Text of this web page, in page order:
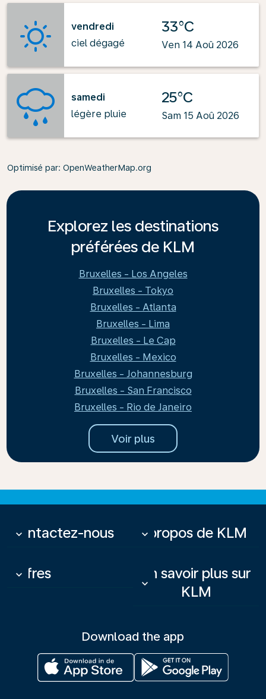
vendredi
ciel dégagé
33°C
Ven 14 Aoû 2026
samedi
légère pluie
25°C
Sam 15 Aoû 2026
Optimisé par: OpenWeatherMap.org
Explorez les destinations
préférées de KLM
Bruxelles - Los Angeles
Bruxelles - Tokyo
Bruxelles - Atlanta
Bruxelles - Lima
Bruxelles - Le Cap
Bruxelles - Mexico
Bruxelles - Johannesburg
Bruxelles - San Francisco
Bruxelles - Rio de Janeiro
Voir plus
Contactez-nous
keyboard_arrow_down À propos de KLM
keyboard_arrow_down
Offres
keyboard_arrow_down
En savoir plus sur
KLM
keyboard_arrow_down
Download the app